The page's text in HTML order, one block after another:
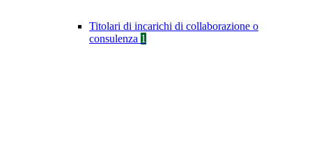
Titolari di incarichi di collaborazione o
consulenza 1